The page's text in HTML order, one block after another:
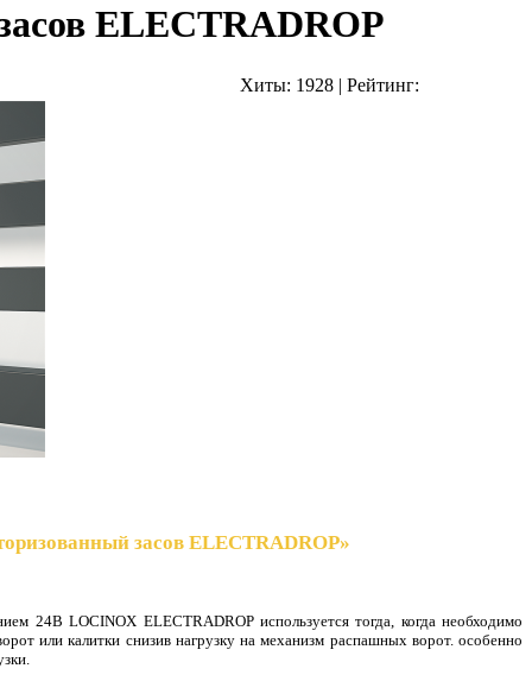
ELECTRADROP
Хиты: 1928 | Рейтинг:
засов ELECTRADROP»
24В LOCINOX ELECTRADROP используется тогда, когда необходимо
или калитки снизив нагрузку на механизм распашных ворот. особенно